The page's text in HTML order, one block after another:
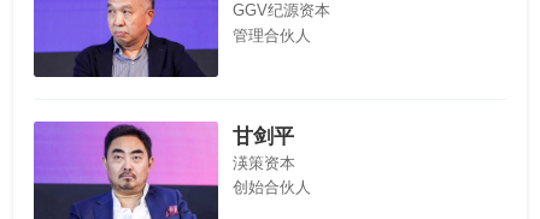
GGV纪源资本
管理合伙人
甘剑平
渶策资本
创始合伙人